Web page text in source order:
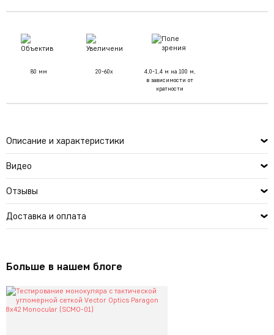
Описание и характеристики
Видео
Отзывы
Доставка и оплата
80 мм 20-60x
4,0-1,4 м на 100 м,
в зависимости от
кратности
Больше в нашем блоге